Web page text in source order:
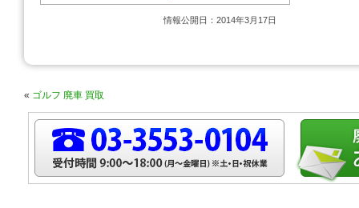
情報公開日：2014年3月17日
« ゴルフ 廃車 買取